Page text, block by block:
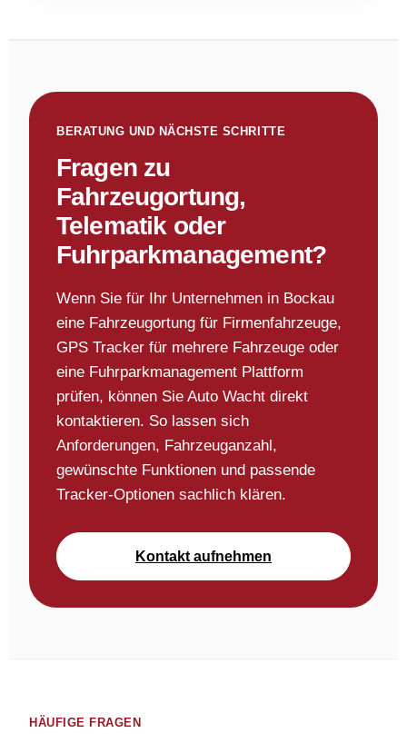
BERATUNG UND NÄCHSTE SCHRITTE
Fragen zu
Fahrzeugortung,
Telematik oder
Fuhrparkmanagement?
Wenn Sie für Ihr Unternehmen in Bockau
eine Fahrzeugortung für Firmenfahrzeuge,
GPS Tracker für mehrere Fahrzeuge oder
eine Fuhrparkmanagement Plattform
prüfen, können Sie Auto Wacht direkt
kontaktieren. So lassen sich
Anforderungen, Fahrzeuganzahl,
gewünschte Funktionen und passende
Tracker-Optionen sachlich klären.
Kontakt aufnehmen
HÄUFIGE FRAGEN